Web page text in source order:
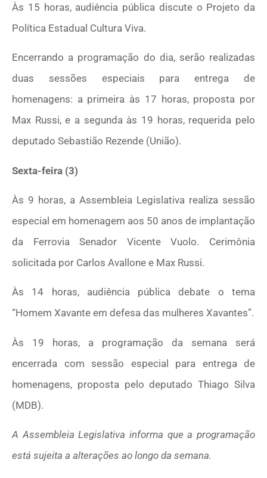
Às 15 horas, audiência pública discute o Projeto da
Política Estadual Cultura Viva.
Encerrando a programação do dia, serão realizadas
duas sessões especiais para entrega de
homenagens: a primeira às 17 horas, proposta por
Max Russi, e a segunda às 19 horas, requerida pelo
deputado Sebastião Rezende (União).
Sexta-feira (3)
Às 9 horas, a Assembleia Legislativa realiza sessão
especial em homenagem aos 50 anos de implantação
da Ferrovia Senador Vicente Vuolo. Cerimônia
solicitada por Carlos Avallone e Max Russi.
Às 14 horas, audiência pública debate o tema
“Homem Xavante em defesa das mulheres Xavantes”.
Às 19 horas, a programação da semana será
encerrada com sessão especial para entrega de
homenagens, proposta pelo deputado Thiago Silva
(MDB).
A Assembleia Legislativa informa que a programação
está sujeita a alterações ao longo da semana.